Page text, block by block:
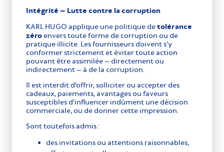
Intégrité – Lutte contre la corruption
KARL HUGO applique une politique detolérance
zéro envers toute forme de corruption ou de
pratique illicite. Les fournisseurs doivent s’y
conformer strictement et éviter toute action
pouvant être assimilée – directement ou
indirectement – à de la corruption.
Il est interdit d’offrir, solliciter ou accepter des
cadeaux, paiements, avantages ou faveurs
susceptibles d’influencer indûment une décision
commerciale, ou de donner cette impression.
Sont toutefois admis :
des invitations ou attentions raisonnables,